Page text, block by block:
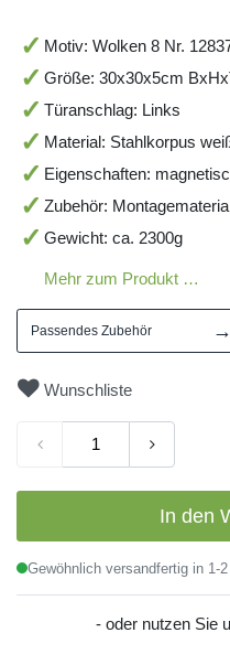
Motiv: Wolken 8 Nr.
Größe: 30x30x5cm
Türanschlag: Links
Material: Stahlkorpus
Eigenschaften:
Zubehör:
Gewicht: ca. 2300g
Mehr zum Produkt …
Passendes Zubehör →
Wunschliste
In den
Gewöhnlich versandfertig in 1-
- oder nutzen Sie